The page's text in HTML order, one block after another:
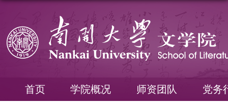
首页 学院概况 师资团队 党务